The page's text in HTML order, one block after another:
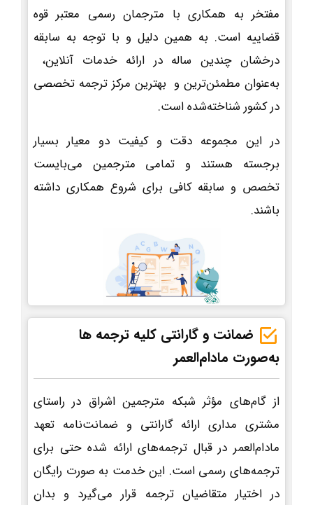
مفتخر به همکاری با مترجمان رسمی معتبر قوه
قضاییه است. به همین دلیل و با توجه به سابقه
درخشان چندین ساله در ارائه خدمات آنلاین،
به‌عنوان مطمئن‌ترین و بهترین مرکز ترجمه تخصصی
در کشور شناخته‌شده است.
در این مجموعه دقت و کیفیت دو معیار بسیار
برجسته هستند و تمامی مترجمین می‌بایست
تخصص و سابقه کافی برای شروع همکاری داشته
باشند.
ضمانت و گارانتی کلیه ترجمه ها
به‌صورت مادام‌العمر
از گام‌های مؤثر شبکه مترجمین اشراق در راستای
مشتری مداری ارائه گارانتی و ضمانت‌نامه تعهد
مادام‌العمر در قبال ترجمه‌های ارائه شده حتی برای
ترجمه‌های رسمی است. این خدمت به صورت رایگان
در اختیار متقاضیان ترجمه قرار می‌گیرد و بدان